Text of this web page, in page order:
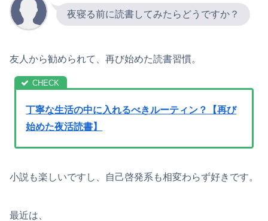
夜寝る前に読書してみたらどうですか？
友人から勧められて、再び始めた読書習慣。
丁寧な生活の中に入れるべきルーティン？【再び
始めた夜活読書】
小説も楽しいですし、自己啓発系も相変わらず好きです。
最近は、